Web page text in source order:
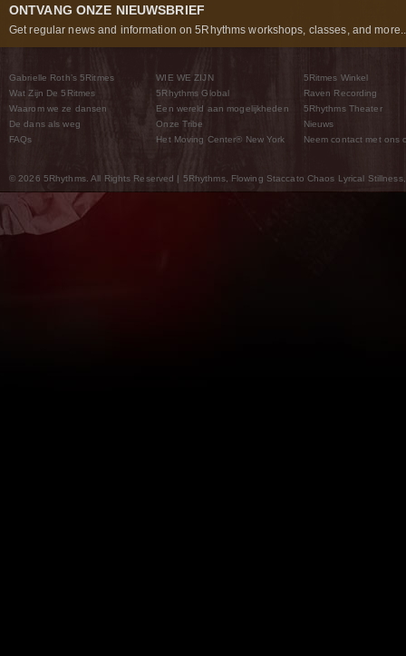
ONTVANG ONZE NIEUWSBRIEF
Get regular news and information on 5Rhythms workshops, classes, and
Gabrielle Roth’s 5Ritmes
Wat Zijn De 5Ritmes
Waarom we ze dansen
De dans als weg
FAQs
WIE WE ZIJN
5Rhythms Global
Een wereld aan mogelijkheden
Onze Tribe
Het Moving Center® New York
5Ritmes Winkel
Raven Recording
5Rhythms Theater
Nieuws
Neem contact met ons
© 2026 5Rhythms. All Rights Reserved | 5Rhythms, Flowing Staccato Chaos Lyrical